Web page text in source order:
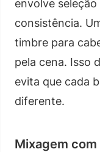
envolve
consistência.
timbre para
pela cena. Isso
evita que cada
diferente.
Mixagem